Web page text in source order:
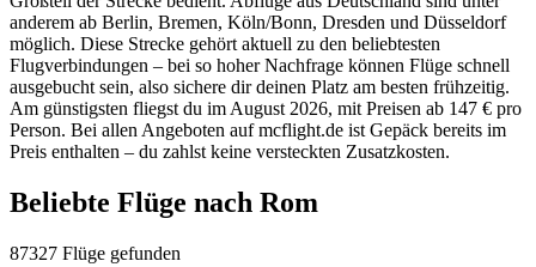
anderem ab Berlin, Bremen, Köln/Bonn, Dresden und Düsseldorf
möglich. Diese Strecke gehört aktuell zu den beliebtesten
Flugverbindungen – bei so hoher Nachfrage können Flüge schnell
ausgebucht sein, also sichere dir deinen Platz am besten frühzeitig.
Am günstigsten fliegst du im August 2026, mit Preisen ab 147 € pro
Person. Bei allen Angeboten auf mcflight.de ist Gepäck bereits im
Preis enthalten – du zahlst keine versteckten Zusatzkosten.
Beliebte Flüge nach Rom
87327 Flüge gefunden